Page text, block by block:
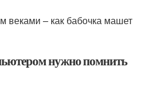
веками – как бабочка машет
нужно помнить